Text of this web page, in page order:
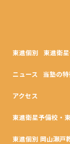
東進個別 東進衛
ニュース 当塾の特
アクセス
東進衛星予備校・
東進個別 岡山瀬戸